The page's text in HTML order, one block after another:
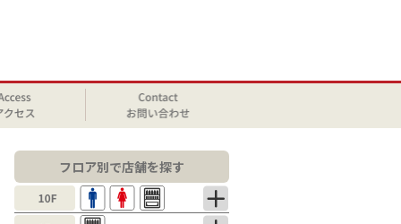
フロア別で店舗を探す